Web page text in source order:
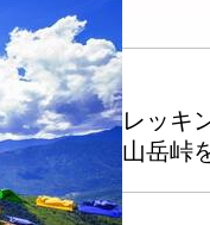
風景、トレッ